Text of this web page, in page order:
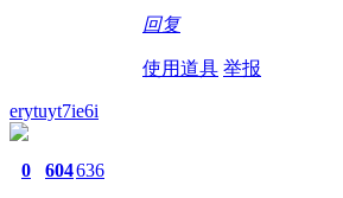
回复
使用道具 举报
erytuyt7ie6i
0 604636